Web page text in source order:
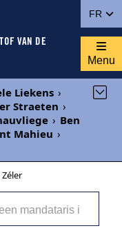
FR
VAN DE
Menu
Liekens ›
Straeten ›
› Ben
Mahieu ›
Zéler